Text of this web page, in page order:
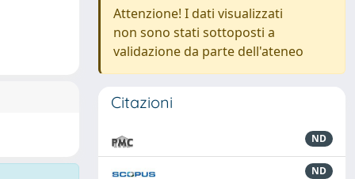
Attenzione! I dati visualizzati
non sono stati sottoposti a
validazione da parte dell'ateneo
Citazioni
ND
ND